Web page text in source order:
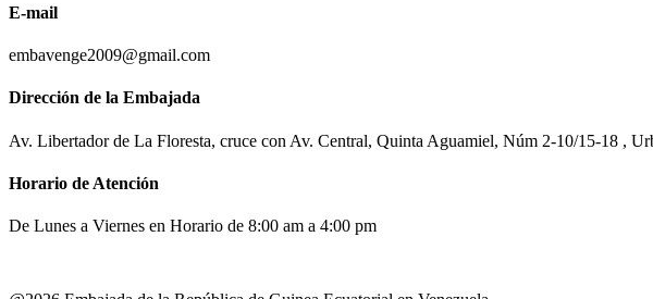
E-mail
embavenge2009@gmail.com
Dirección de la Embajada
Av. Libertador de La Floresta, cruce con Av. Central, Quinta Aguamiel, Núm 2-10/15-18 ,
Horario de Atención
De Lunes a Viernes en Horario de 8:00 am a 4:00 pm